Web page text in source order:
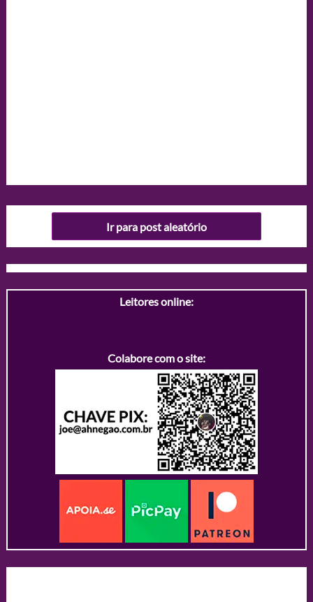
Ir para post aleatório
Leitores online:
Colabore com o site: